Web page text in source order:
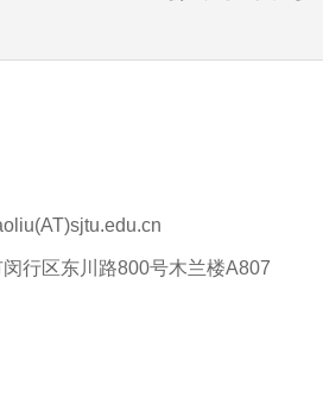
行区东川路800号木兰楼A807